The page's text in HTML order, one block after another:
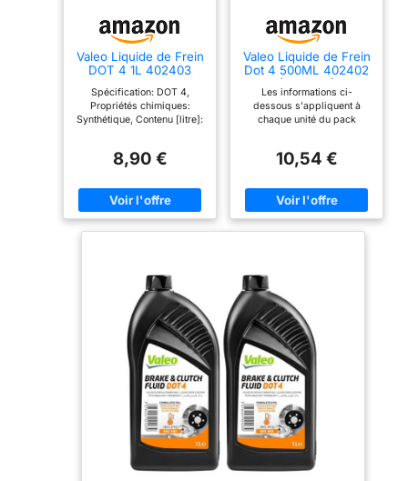
Valeo Liquide de Frein
DOT 4 1L 402403
Spécification: DOT 4,
Propriétés chimiques:
Synthétique, Contenu [litre]:
d'emballage: Bouteille
Frein DOT 4 de VALEO est
recommandé pour les
véhicules avec ABS et ESP
Permet de MAINTENIR DES
PERFORMANCES DE
FREINAGE A HAUT NIVEAU
tout en PROTEGEANT
EFFICACEMENT de la
corrosion Valeo
recommande de tester
régulièrement la qualité du
liquide de frein de votre
voiture et de le remplacer
tous les 2 ans ou 30000
kilomètres
8,90 €
Valeo Liquide de Frein
Dot 4 500ML 402402
(Lot de 2)
Les informations ci-
dessous s'appliquent à
chaque unité du pack
Synthétique, Contenu [litre]:
[°C]: 245, Type
d'emballage: Bouteille
Compatible: Le Liquide de
L'ÉBULLITION / VISCOSITÉ
OPTIMALE: valeurs
supérieures aux normes
Permet de MAINTENIR DES
PERFORMANCES DE
FREINAGE A HAUT NIVEAU
tout en PROTEGEANT
EFFICACEMENT de la
corrosion Valeo
recommande de tester
régulièrement la qualité du
liquide de frein de votre
voiture et de le remplacer
tous les 2 ans ou 30000
kilomètres
10,54 €